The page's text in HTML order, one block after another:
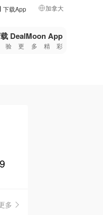
下载App 加拿大
美国
中国
新西兰
DealMoon App
验更多精彩
多